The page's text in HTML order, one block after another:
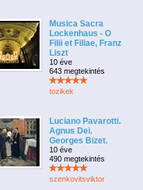
Musica Sacra
Lockenhaus - O
Filii et Filiae, Franz
Liszt
10 éve
643 megtekintés
tozikek
Luciano Pavarotti.
Agnus Dei.
Georges Bizet.
10 éve
490 megtekintés
szenkovitsviktor